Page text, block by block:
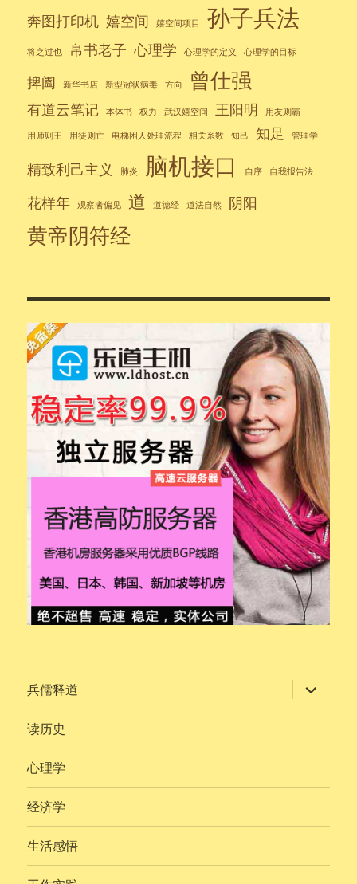
奔图打印机 嬉空间 嬉空间项目 孙子兵法
将之过也 帛书老子 心理学 心理学的定义 心理学的目标
捭阖 新华书店 新型冠状病毒 方向 曾仕强
有道云笔记 本体书 权力 武汉嬉空间 王阳明 用友则霸
用师则王 用徒则亡 电梯困人处理流程 相关系数 知己 知足 管理学
精致利己主义 肺炎 脑机接口 自序 自我报告法
花样年 观察者偏见 道 道德经 道法自然 阴阳
黄帝阴符经
兵儒释道 展
开
子
读历史
心理学
经济学
生活感悟